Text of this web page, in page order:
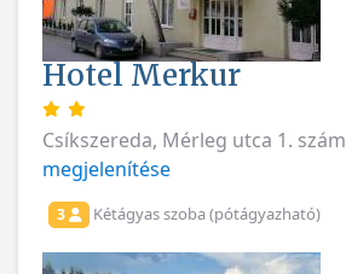
Hotel Merkur
Csíkszereda, Mérleg utca 1. szám
megjelenítése
3 Kétágyas szoba (pótágyazható)